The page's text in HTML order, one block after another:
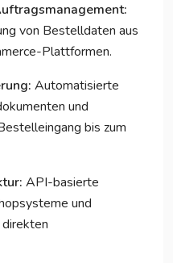
von Bestelldaten aus
Plattformen.
Automatisierte
und
bis zum
API-basierte
und